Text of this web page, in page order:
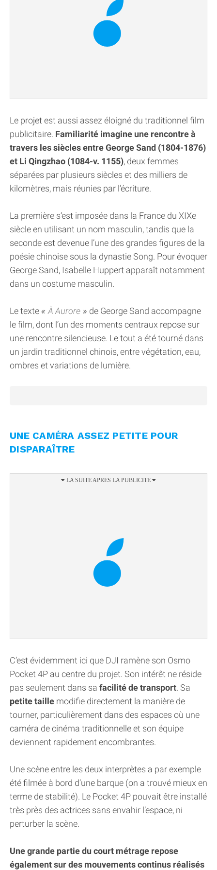
Le projet est aussi assez éloigné du traditionnel film
publicitaire. Familiarité imagine une rencontre à
travers les siècles entre George Sand (1804-1876)
et Li Qingzhao (1084-v. 1155), deux femmes
séparées par plusieurs siècles et des milliers de
kilomètres, mais réunies par l’écriture.
La première s’est imposée dans la France du XIXe
siècle en utilisant un nom masculin, tandis que la
seconde est devenue l’une des grandes figures de la
poésie chinoise sous la dynastie Song. Pour évoquer
George Sand, Isabelle Huppert apparaît notamment
dans un costume masculin.
Le texte À Aurore
de George Sand accompagne
le film, dont l’un des moments centraux repose sur
une rencontre silencieuse. Le tout a été tourné dans
un jardin traditionnel chinois, entre végétation, eau,
ombres et variations de lumière.
UNE CAMÉRA ASSEZ PETITE POUR
DISPARAÎTRE
C’est évidemment ici que DJI ramène son Osmo
Pocket 4P au centre du projet. Son intérêt ne réside
pas seulement dans sa facilité de transport. Sa
petite taille modifie directement la manière de
tourner, particulièrement dans des espaces où une
caméra de cinéma traditionnelle et son équipe
deviennent rapidement encombrantes.
Une scène entre les deux interprètes a par exemple
été filmée à bord d’une barque (on a trouvé mieux en
terme de stabilité). Le Pocket 4P pouvait être installé
très près des actrices sans envahir l’espace, ni
perturber la scène.
Une grande partie du court métrage repose
également sur des mouvements continus réalisés